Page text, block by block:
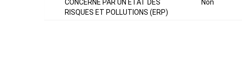
CONCERNÉ PAR UN ETAT DES
RISQUES ET POLLUTIONS (ERP)
Non